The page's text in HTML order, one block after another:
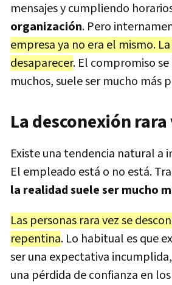
mensajes y cumpliendo
organización. Pero
empresa ya no era el mismo.
desaparecer. El compromiso
muchos, suele ser mucho más
La desconexión
Existe una tendencia natural a
El empleado está o no está.
la realidad suele ser mucho
Las personas rara vez se
repentina. Lo habitual es que
ser una expectativa
una pérdida de confianza en